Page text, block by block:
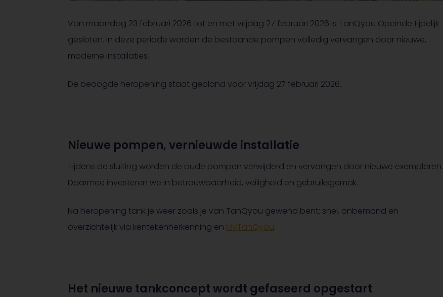
Van maandag 23 februari 2026 tot en met vrijdag 27 februari 2026 is TanQyou Opeinde tijdelijk
gesloten. In deze periode worden de bestaande pompen volledig vervangen door nieuwe,
moderne installaties.
De beoogde heropening staat gepland voor vrijdag 27 februari 2026.
Nieuwe pompen, vernieuwde installatie
Tijdens de sluiting worden de oude pompen verwijderd en vervangen door nieuwe exemplaren.
Daarmee investeren we in betrouwbaarheid, veiligheid en gebruiksgemak.
Na heropening tank je weer zoals je van TanQyou gewend bent: snel, onbemand en
overzichtelijk via kentekenherkenning en MyTanQyou.
Het nieuwe tankconcept wordt gefaseerd opgestart